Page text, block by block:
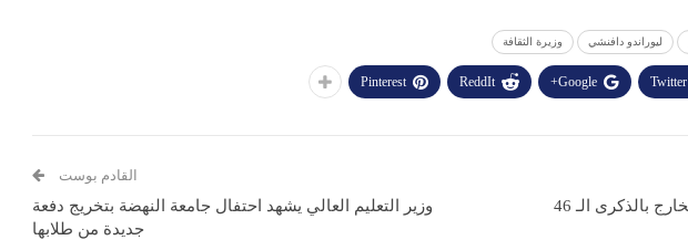
ليوراندو دافنشي وزيرة الثقافة
Twitter
Google+
ReddIt
Pinterest
إحتفال مكاتب الدفاع المصرى بالخارج بالذكرى الـ 46
القادم بوست
وزير التعليم العالي يشهد احتفال جامعة النهضة بتخريج دفعة
جديدة من طلابها